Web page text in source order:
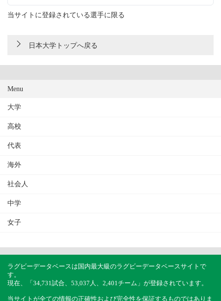
当サイトに登録されている選手に限る
日本大学トップへ戻る
Menu
大学
高校
代表
海外
社会人
中学
女子
ラグビーデータベースは国内最大級のラグビーデータベースサイトで
す。
現在、「34,731試合、53,037人、2,401チーム」が登録されています。
当サイトが全ての情報の正確性および完全性を保証するものではありま